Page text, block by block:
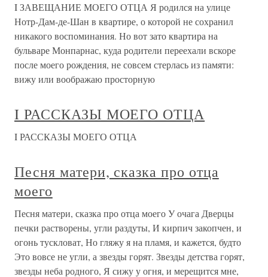
I ЗАВЕЩАНИЕ МОЕГО ОТЦА Я родился на улице
Нотр-Дам-де-Шан в квартире, о которой не сохранил
никакого воспоминания. Но вот зато квартира на
бульваре Монпарнас, куда родители переехали вскоре
после моего рождения, не совсем стерлась из памяти:
вижу или воображаю просторную
I РАССКАЗЫ МОЕГО ОТЦА
I РАССКАЗЫ МОЕГО ОТЦА
Песня матери, сказка про отца
моего
Песня матери, сказка про отца моего У очага Дверцы
печки растворены, угли раздуты, И кирпич закопчен, и
огонь тускловат, Но гляжу я на пламя, и кажется, будто
Это вовсе не угли, а звезды горят. Звезды детства горят,
звезды неба родного, Я сижу у огня, и мерещится мне,